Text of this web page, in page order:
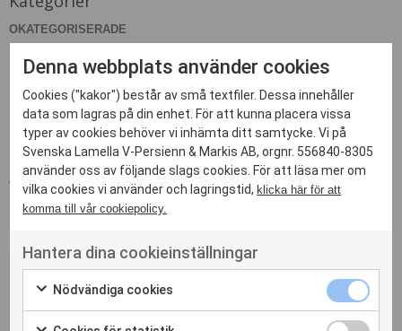
OKATEGORISERADE
Meta
LOGGA IN
FLÖDE FÖR INLÄGG
FLÖDE FÖR KOMMENTARER
WORDPRESS.ORG
Kontakta oss
Denna webbplats använder cookies
Cookies ("kakor") består av små textfiler. Dessa innehåller
data som lagras på din enhet. För att kunna placera vissa
typer av cookies behöver vi inhämta ditt samtycke. Vi på
Svenska Lamella V-Persienn & Markis AB, orgnr. 556840-8305
använder oss av följande slags cookies. För att läsa mer om
vilka cookies vi använder och lagringstid,klicka här för att
komma till vår cookiepolicy.
Hantera dina cookieinställningar
Nödvändiga cookies